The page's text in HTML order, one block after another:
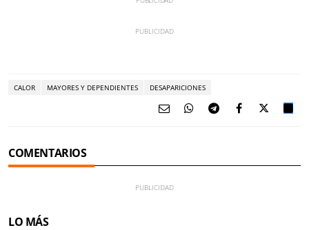
CALOR MAYORES Y DEPENDIENTES DESAPARICIONES
COMENTARIOS
LO MÁS